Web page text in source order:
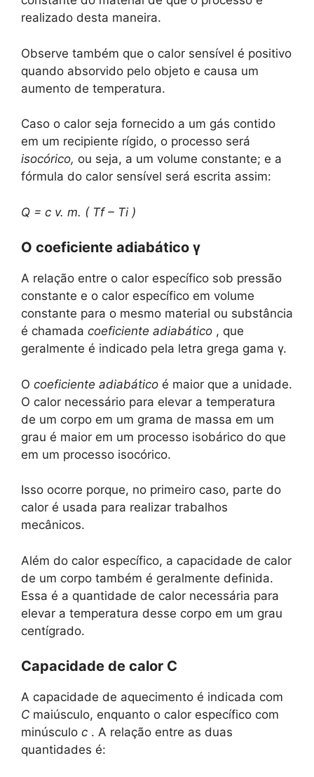
realizado desta maneira.
Observe também que o calor sensível é positivo
quando absorvido pelo objeto e causa um
aumento de temperatura.
Caso o calor seja fornecido a um gás contido
em um recipiente rígido, o processo será
isocórico, ou seja, a um volume constante; e a
fórmula do calor sensível será escrita assim:
Q = c v. m. ( Tf – Ti )
O coeficiente adiabático γ
A relação entre o calor específico sob pressão
constante e o calor específico em volume
constante para o mesmo material ou substância
é chamada coeficiente adiabático , que
geralmente é indicado pela letra grega gama γ.
O coeficiente adiabático é maior que a unidade.
O calor necessário para elevar a temperatura
de um corpo em um grama de massa em um
grau é maior em um processo isobárico do que
em um processo isocórico.
Isso ocorre porque, no primeiro caso, parte do
calor é usada para realizar trabalhos
mecânicos.
Além do calor específico, a capacidade de calor
de um corpo também é geralmente definida.
Essa é a quantidade de calor necessária para
elevar a temperatura desse corpo em um grau
centígrado.
Capacidade de calor C
A capacidade de aquecimento é indicada com
C maiúsculo, enquanto o calor específico com
minúsculo c . A relação entre as duas
quantidades é: